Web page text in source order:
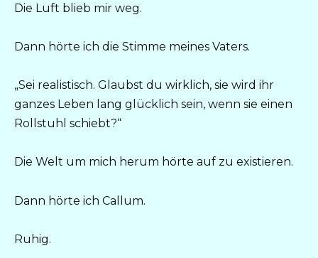
Die Luft blieb mir weg.
Dann hörte ich die Stimme meines Vaters.
„Sei realistisch. Glaubst du wirklich, sie wird ihr
ganzes Leben lang glücklich sein, wenn sie einen
Rollstuhl schiebt?“
Die Welt um mich herum hörte auf zu existieren.
Dann hörte ich Callum.
Ruhig.